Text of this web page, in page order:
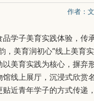
作者：
品学子美育实践体验，传
，美育润初心”线上美育实
以美育实践为核心，摒弃
馆线上展厅，沉浸式欣赏
近青年学子的方式传递